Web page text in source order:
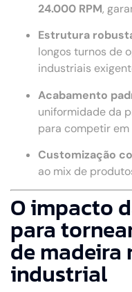
24.000 RPM,
Estrutura
longos turnos de
industriais
Acabamento
uniformidade da
para competir
Customização
ao mix de
O impacto
para
de madeira
industrial